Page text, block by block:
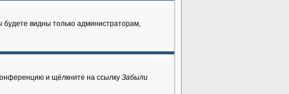
будете видны только администраторам,
и щёлкните на ссылку Забыли